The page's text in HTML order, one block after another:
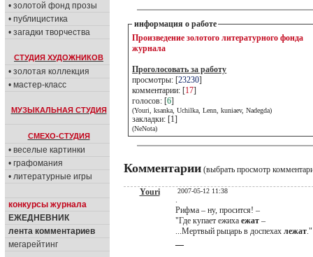
• золотой фонд прозы
• публицистика
• загадки творчества
СТУДИЯ ХУДОЖНИКОВ
• золотая коллекция
• мастер-класс
МУЗЫКАЛЬНАЯ СТУДИЯ
СМЕХО-СТУДИЯ
• веселые картинки
• графомания
• литературные игры
конкурсы журнала
ЕЖЕДНЕВНИК
лента комментариев
мегарейтинг
информация о работе
Произведение золотого литературного фонда
журнала
Проголосовать за работу
просмотры: [23230]
комментарии: [17]
голосов: [6]
(Youri, ksanka, Uchilka, Lenn, kuniaev, Nadegda)
закладки: [1]
(NeNota)
Комментарии (выбрать просмотр
Youri 2007-05-12 11:38
.
Рифма – ну, просится! –
"Где купает ежиха ежат –
...Мертвый рыцарь в доспехах лежат."